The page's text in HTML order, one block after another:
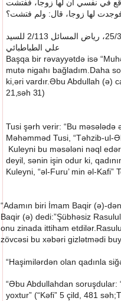
في نفسي أن لها زوجا، ففتشت
لها زوجا، قال: ولم فتشت؟
، رياض المسائل
للسيد
علي الطباطبائي
Başqa bir rəvayyətdə isə
mutə nigahı bağladım.Daha
ki,əri vardır.Əbu Abdullah (ə)
21,səh 31)
Tusi şərh verir: “Bu məsələdə
Məhəmməd Tusi, “Təhzib-ul-
Kuleyni bu məsələni nəql
deyil, sənin işin odur ki,
Kuleyni, “əl-Furu’ min əl-
“Adamın biri İmam Baqir (ə)-
Baqir (ə) dedi:”Şübhəsiz
onu zinada ittiham
zövcəsi bu xəbəri gizlətmədi
“Haşimilərdən olan qadınla
“Əbu Abdullahdan soruşdular:
yoxtur” (“Kəfi” 5 çild, 481